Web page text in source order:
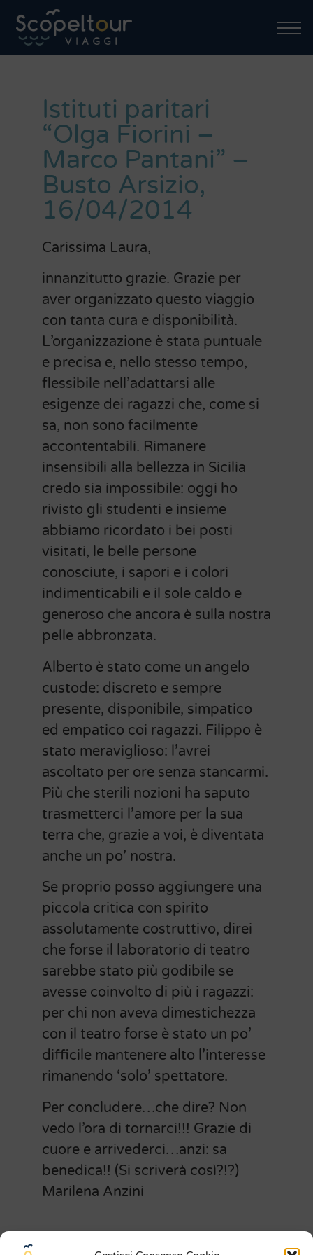
Istituti paritari
“Olga Fiorini –
Marco Pantani” –
Busto Arsizio,
16/04/2014
Carissima Laura,
innanzitutto grazie. Grazie per
aver organizzato questo viaggio
con tanta cura e disponibilità.
L’organizzazione è stata puntuale
e precisa e, nello stesso tempo,
flessibile nell’adattarsi alle
esigenze dei ragazzi che, come si
sa, non sono facilmente
accontentabili. Rimanere
insensibili alla bellezza in Sicilia
credo sia impossibile: oggi ho
rivisto gli studenti e insieme
abbiamo ricordato i bei posti
visitati, le belle persone
conosciute, i sapori e i colori
indimenticabili e il sole caldo e
generoso che ancora è sulla nostra
pelle abbronzata.
Alberto è stato come un angelo
custode: discreto e sempre
presente, disponibile, simpatico
ed empatico coi ragazzi. Filippo è
stato meraviglioso: l’avrei
ascoltato per ore senza stancarmi.
Più che sterili nozioni ha saputo
trasmetterci l’amore per la sua
terra che, grazie a voi, è diventata
anche un po’ nostra.
Se proprio posso aggiungere una
piccola critica con spirito
assolutamente costruttivo, direi
che forse il laboratorio di teatro
sarebbe stato più godibile se
avesse coinvolto di più i ragazzi:
per chi non aveva dimestichezza
con il teatro forse è stato un po’
difficile mantenere alto l’interesse
rimanendo ‘solo’ spettatore.
Per concludere…che dire? Non
vedo l’ora di tornarci!!! Grazie di
cuore e arrivederci…anzi: sa
benedica!! (Si scriverà così?!?)
Marilena Anzini